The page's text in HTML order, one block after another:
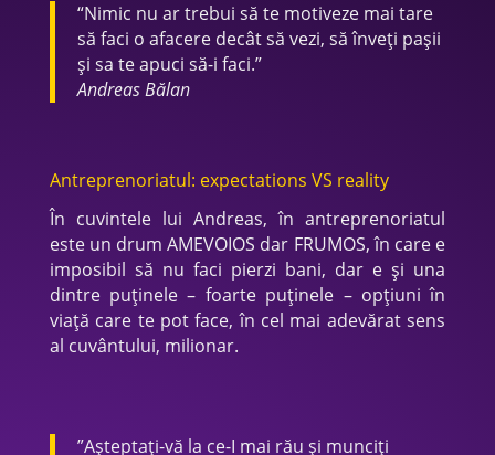
“Nimic nu ar trebui să te motiveze mai tare
să faci o afacere decât să vezi, să înveți pașii
și sa te apuci să-i faci.”
Andreas Bălan
Antreprenoriatul: expectations VS reality
În cuvintele lui Andreas, în antreprenoriatul
este un drum AMEVOIOS dar FRUMOS, în care e
imposibil să nu faci pierzi bani, dar e și una
dintre puținele – foarte puținele – opțiuni în
viață care te pot face, în cel mai adevărat sens
al cuvântului, milionar.
”Așteptați-vă la ce-I mai rău și munciți